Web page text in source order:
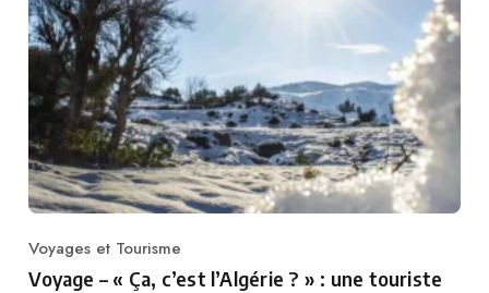
Category
Voyages et Tourisme
Voyage – « Ça, c’est l’Algérie ? » : une touriste